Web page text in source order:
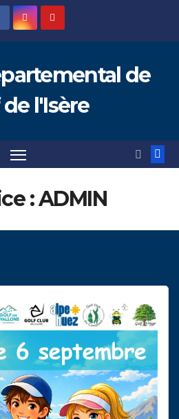
de
l'Isère
:ADMIN